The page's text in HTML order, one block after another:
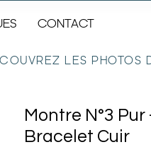
CONTACT
Montre N°3
Bracelet Cuir